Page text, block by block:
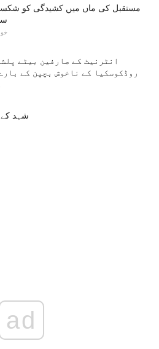
مستقبل کی ماں میں کشیدگی کو
انٹرنیٹ کے صارفین بیٹے
روڈکوسکیا کے ناخوش بچپن کے
شہد کے
ad